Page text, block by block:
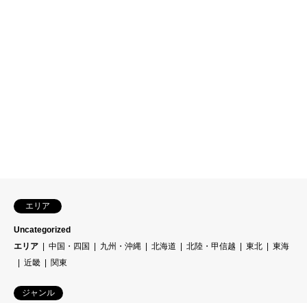
エリア
Uncategorized
エリア
中国・四国 九州・沖縄 北海道 北陸・甲信越 東北
東海
近畿
関東
ジャンル